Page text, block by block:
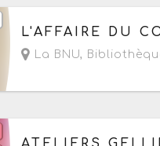
Du samedi 4 juillet
L'AFFAIRE DU
La BNU,
Du jeudi 9 juillet au